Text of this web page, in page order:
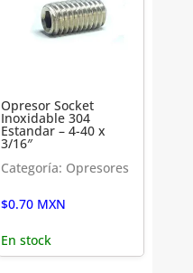
Opresor Socket
Inoxidable 304
Estandar – 4-40 x
3/16″
Categoría: Opresores
$0.70 MXN
En stock